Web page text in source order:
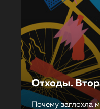
Отходы.
Почему заглохла